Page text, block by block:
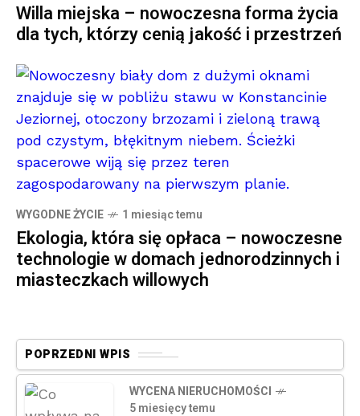
Willa miejska – nowoczesna forma życia
dla tych, którzy cenią jakość i przestrzeń
WYGODNE ŻYCIE 1 miesiąc temu
Ekologia, która się opłaca – nowoczesne
technologie w domach jednorodzinnych i
miasteczkach willowych
POPRZEDNI WPIS
WYCENA NIERUCHOMOŚCI
5 miesięcy temu